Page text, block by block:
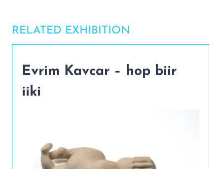
RELATED EXHIBITION
Evrim Kavcar – hop biir
iiki